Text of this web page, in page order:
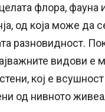
флора,
од која може да
разновидност.
видови е
кој е
од нивното